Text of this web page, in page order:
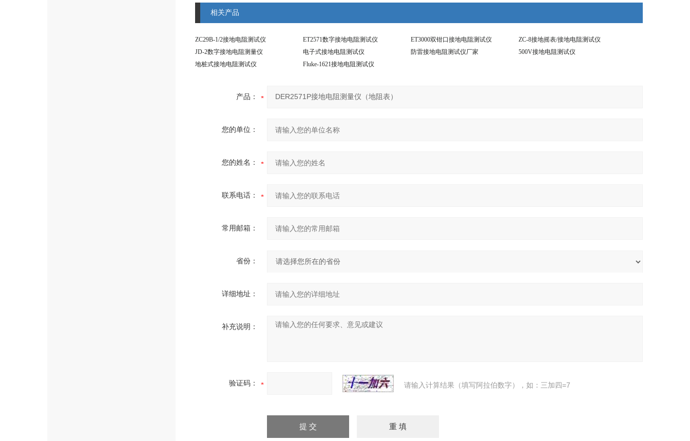
相关产品
ZC29B-1/2接地电阻测试仪 ET2571数字接地电阻测试仪 ET3000双钳口接地电阻测试仪
ZC-8接地摇表/接地电阻测试仪
JD-2数字接地电阻测量仪
电子式接地电阻测试仪 防雷接地电阻测试仪厂家
500V接地电阻测试仪
地桩式接地电阻测试仪
Fluke-1621接地电阻测试仪
产品：
您的单位：
您的姓名：
联系电话：
常用邮箱：
省份：
详细地址：
补充说明：
验证码： 请输入计算结果（填写阿拉伯数字），如：三加四=7